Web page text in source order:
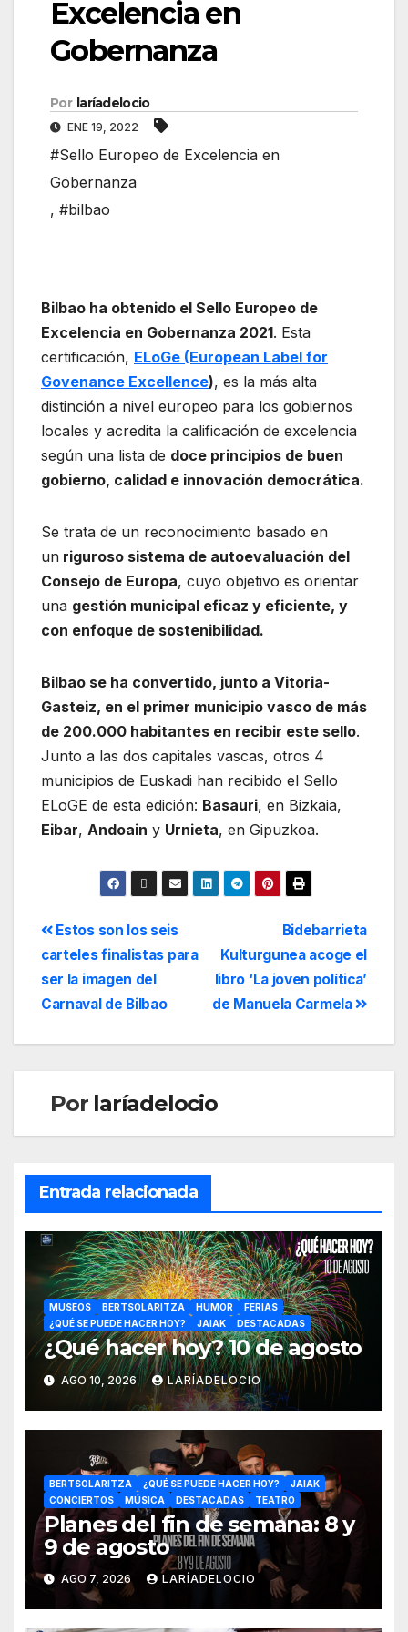
Excelencia en
Gobernanza
Por laríadelocio
ENE 19, 2022
#Sello Europeo de Excelencia en
Gobernanza
, #bilbao
Bilbao ha obtenido el Sello Europeo de
Excelencia en Gobernanza 2021. Esta
certificación, ELoGe (European Label for
Govenance Excellence), es la más alta
distinción a nivel europeo para los gobiernos
locales y acredita la calificación de excelencia
según una lista de doce principios de buen
gobierno, calidad e innovación democrática.
Se trata de un reconocimiento basado en
un riguroso sistema de autoevaluación del
Consejo de Europa, cuyo objetivo es orientar
una gestión municipal eficaz y eficiente, y
con enfoque de sostenibilidad.
Bilbao se ha convertido, junto a Vitoria-
Gasteiz, en el primer municipio vasco de más
de 200.000 habitantes en recibir este sello.
Junto a las dos capitales vascas, otros 4
municipios de Euskadi han recibido el Sello
ELoGE de esta edición: Basauri, en Bizkaia,
Eibar, Andoain y Urnieta, en Gipuzkoa.
Bidebarrieta
Kulturgunea acoge el
libro ‘La joven política’
de Manuela Carmela
Estos son los seis
carteles finalistas para
ser la imagen del
Carnaval de Bilbao
Por laríadelocio
Entrada relacionada
MUSEOS BERTSOLARITZA HUMOR
FERIAS
¿QUÉ SE PUEDE HACER HOY?
JAIAK DESTACADAS
¿Qué hacer hoy? 10 de agosto
AGO 10, 2026 LARÍADELOCIO
BERTSOLARITZA ¿QUÉ SE PUEDE HACER HOY?
JAIAK
CONCIERTOS
MÚSICA DESTACADAS TEATRO
Planes del fin de semana: 8 y
9 de agosto
AGO 7, 2026 LARÍADELOCIO